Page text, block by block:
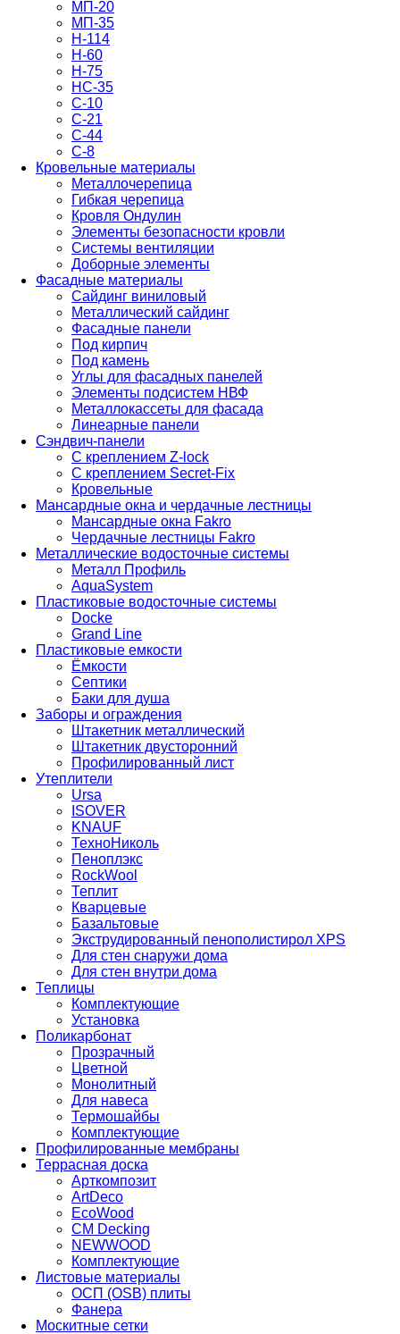
МП-20
МП-35
Н-114
Н-60
Н-75
НС-35
С-10
С-21
С-44
С-8
Кровельные материалы
Металлочерепица
Гибкая черепица
Кровля Ондулин
Элементы безопасности кровли
Системы вентиляции
Доборные элементы
Фасадные материалы
Сайдинг виниловый
Металлический сайдинг
Фасадные панели
Под кирпич
Под камень
Углы для фасадных панелей
Элементы подсистем НВФ
Металлокассеты для фасада
Линеарные панели
Сэндвич-панели
С креплением Z-lock
С креплением Secret-Fix
Кровельные
Мансардные окна и чердачные лестницы
Мансардные окна Fakro
Чердачные лестницы Fakro
Металлические водосточные системы
Металл Профиль
AquaSystem
Пластиковые водосточные системы
Docke
Grand Line
Пластиковые емкости
Ёмкости
Септики
Баки для душа
Заборы и ограждения
Штакетник металлический
Штакетник двусторонний
Профилированный лист
Утеплители
Ursa
ISOVER
KNAUF
ТехноНиколь
Пеноплэкс
RockWool
Теплит
Кварцевые
Базальтовые
Экструдированный пенополистирол XPS
Для стен снаружи дома
Для стен внутри дома
Теплицы
Комплектующие
Установка
Поликарбонат
Прозрачный
Цветной
Монолитный
Для навеса
Термошайбы
Комплектующие
Профилированные мембраны
Террасная доска
Арткомпозит
ArtDeco
EcoWood
CM Decking
NEWWOOD
Комплектующие
Листовые материалы
ОСП (OSB) плиты
Фанера
Москитные сетки